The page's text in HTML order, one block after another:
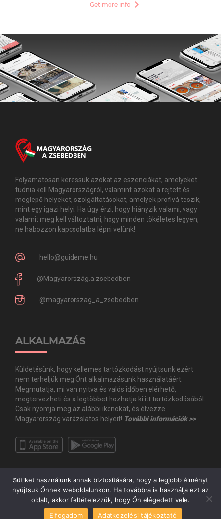
Get more info
Folyamatosan keressük azokat az eszenciákat, amelyeket
tudnia kell Magyarországról, valamint azokat a rejtett és
meglepő helyeket, szolgáltatásokat, amelyek profivá teszik,
mint egy igazi helyi. Ha úgy érzi, hogy hiányzik valami, vagy
valamit meg kell változtatni, hogy minden tökéletes legyen,
ne habozzon kapcsolatba lépni velünk!
hello@guideme.hu
@Magyarország.a.zsebedben
@magyarorszag_a_zsebedben
ALKALMAZÁS
Küldetésünk, hogy kellemes tartózkodást nyújtsunk ezért
nem terheljük meg Önt alkalmazásunk használatáért.
Megmutatja, mi van nyitva és valós időben elérhető,
megtervezheti és a legtöbbet hozhatja ki itt tartózkodásából.
Csak nyomja meg az alábbi ikonokat, és élvezze
Magyarország varázslatos helyeit! További információk >>
Copyright © Minden jog fenntartva. 2020 Guide.Me Kft. | Magyarország a
zsebedben
Sütiket használunk annak biztosítására, hogy a legjobb élményt
nyújtsuk Önnek weboldalunkon. Ha továbbra is használja ezt az
oldalt, akkor feltételezzük, hogy Ön elégedett vele.
Elfogadom
Adatkezelési tájékoztató